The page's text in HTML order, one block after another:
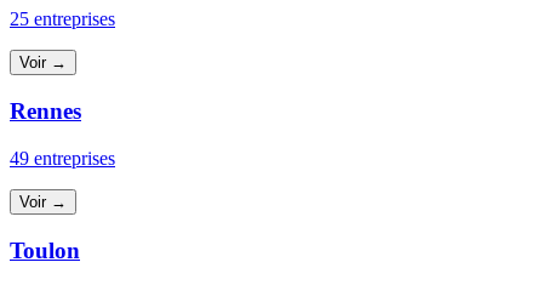
25 entreprises
Voir →
Rennes
49 entreprises
Voir →
Toulon